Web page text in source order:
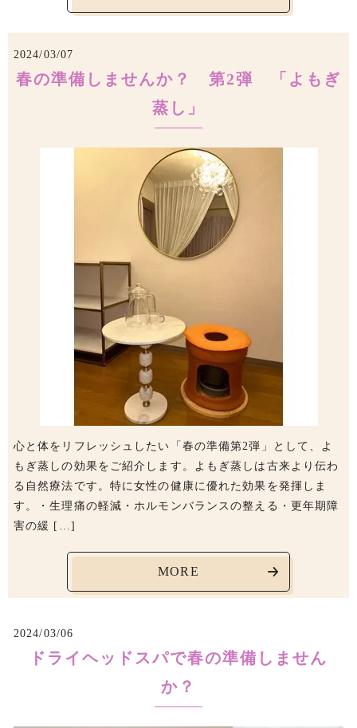
2024/03/07
春の準備しませんか？ 第2弾 「よもぎ
蒸し」
心と体をリフレッシュしたい「春の準備第2弾」として、よ
もぎ蒸しの効果をご紹介します。よもぎ蒸しは古来より伝わ
る自然療法です。特に女性の健康に優れた効果を発揮しま
す。・生理痛の軽減・ホルモンバランスの整える・更年期障
害の緩 […]
MORE
2024/03/06
ドライヘッドスパで春の準備しません
か？